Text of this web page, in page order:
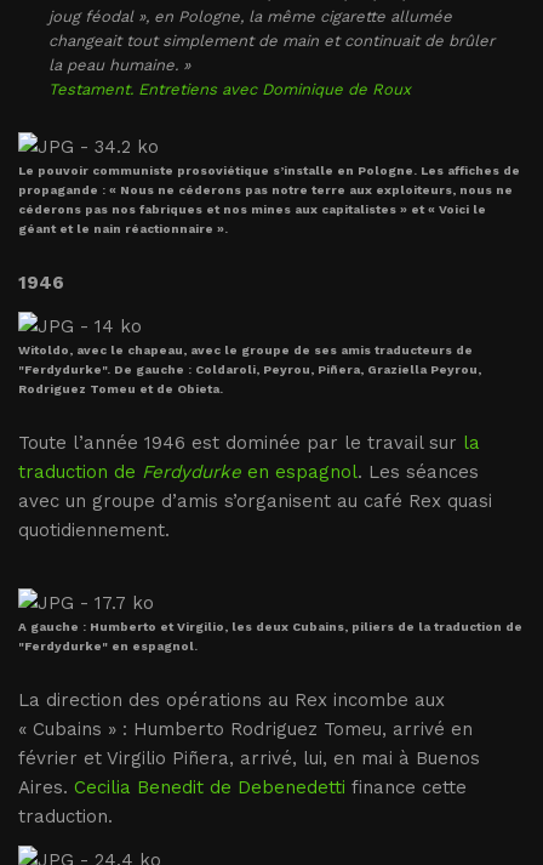
joug féodal », en Pologne, la même cigarette allumée
changeait tout simplement de main et continuait de brûler
la peau humaine. »
Testament. Entretiens avec Dominique de Roux
Le pouvoir communiste prosoviétique s’installe en Pologne. Les affiches de
propagande : « Nous ne céderons pas notre terre aux exploiteurs, nous ne
céderons pas nos fabriques et nos mines aux capitalistes » et « Voici le
géant et le nain réactionnaire ».
1946
Witoldo, avec le chapeau, avec le groupe de ses amis traducteurs de
"Ferdydurke". De gauche : Coldaroli, Peyrou, Piñera, Graziella Peyrou,
Rodriguez Tomeu et de Obieta.
Toute l’année 1946 est dominée par le travail sur la
traduction de Ferdydurke en espagnol. Les séances
avec un groupe d’amis s’organisent au café Rex quasi
quotidiennement.
A gauche : Humberto et Virgilio, les deux Cubains, piliers de la traduction de
"Ferdydurke" en espagnol.
La direction des opérations au Rex incombe aux
« Cubains » : Humberto Rodriguez Tomeu, arrivé en
février et Virgilio Piñera, arrivé, lui, en mai à Buenos
Aires. Cecilia Benedit de Debenedetti finance cette
traduction.